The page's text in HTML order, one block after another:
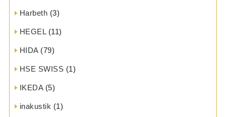
Harbeth (3)
HEGEL(11)
HIDA(79)
HSE SWISS (1)
IKEDA(5)
inakustik (1)